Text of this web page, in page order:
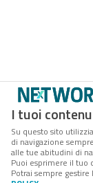
I tuoi
Su questo sito
di navigazione
alle tue abitudini di
Puoi esprimere il tuo
Potrai sempre